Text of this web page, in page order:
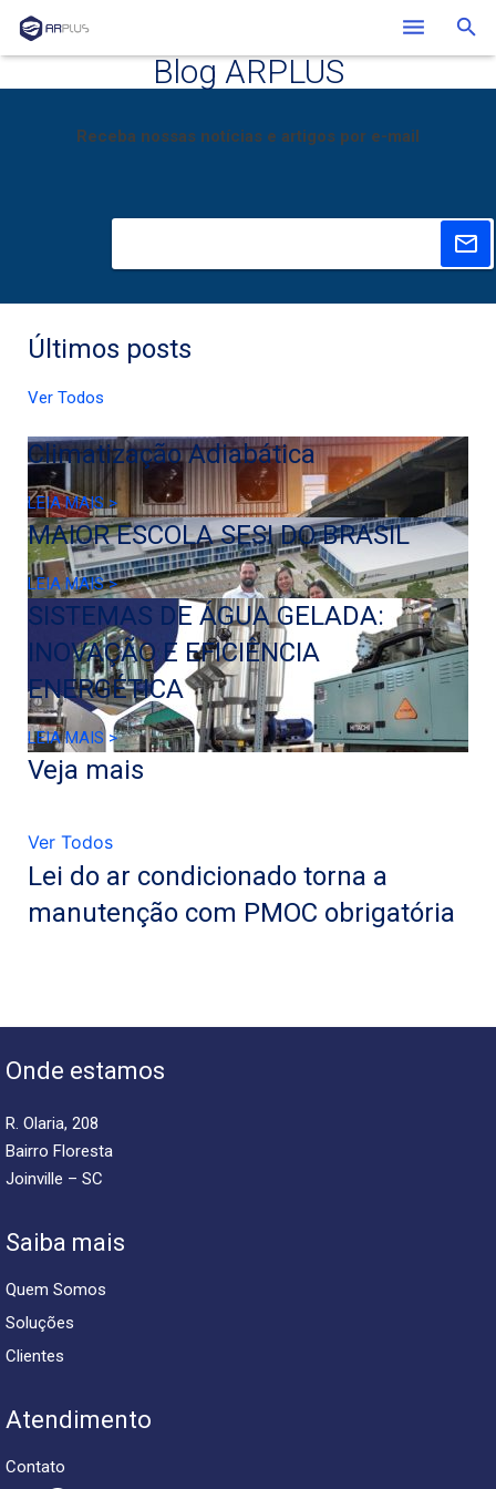
Quem Somos
Soluções
Blog ARPLUS
Receba nossas notícias e artigos por e-mail
Últimos posts
Ver Todos
Climatização Adiabática
LEIA MAIS >
MAIOR ESCOLA SESI DO BRASIL
LEIA MAIS >
SISTEMAS DE ÁGUA GELADA:
INOVAÇÃO E EFICIÊNCIA
ENERGÉTICA
LEIA MAIS >
Veja mais
Ver Todos
Lei do ar condicionado torna a
manutenção com PMOC obrigatória
Onde estamos
R. Olaria, 208
Bairro Floresta
Joinville – SC
Saiba mais
Quem Somos
Soluções
Clientes
Atendimento
Contato